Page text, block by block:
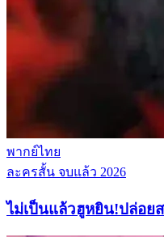
พากย์ไทย
ละครสั้น จบแล้ว 2026
ไม่เป็นแล้วฮูหยิน!ปล่อย